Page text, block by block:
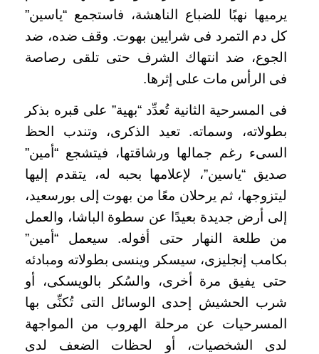
يرميها نهبًا للضباع الناهشة، فاستجمع “ياسين”
كل دم التمرد فى شرايين بهوت. وقف ضده، ضد
الجوع، ضد انتهاك الشرف حتى تلقى رصاصة
فى الرأس مات على إثرها.
فى المسرحية الثانية تُعدِّد “بهية” على قبره بذكر
بطولاته، وسماته. تعيد الذكرى، وتندب الحظ
السىء رغم جمالها ورشاقتها، فيتشجع “أمين”
صديق “ياسين”، لإعلامها بحبه له، يتقدم إليها
ليتزوجها، ثم يرحلان معًا من بهوت إلى بورسعيد،
إلى أرض جديدة بعيدًا عن سطوة الباشا، والعمل
من طلعة النهار حتى أفوله. سيعمل “أمين”
بكامب إنجليزى، سيسكر وينسى بطولاته ومبادئه
حتى يفيق مرة أخرى، والسُكر بالويسكى، أو
شرب الحشيش إحدى الوسائل التى تُكنِّى بها
المسرحيات عن مرحلة الهروب من المواجهة
لدى الشخصيات، أو لحظات الضعف لدى